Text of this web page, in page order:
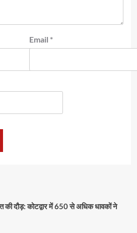
Email *
की दौड़: कोटद्वार में 650 से अधिक धावकों ने